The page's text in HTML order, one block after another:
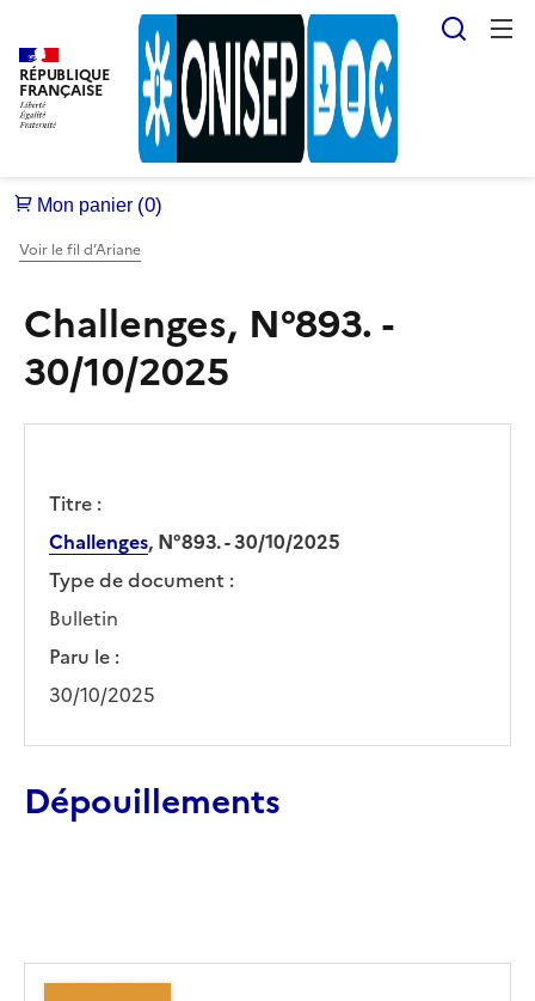
RÉPUBLIQUE
FRANÇAISE
Voir le fil d’Ariane
Challenges, N°893. -
30/10/2025
Titre :
Challenges, N°893. - 30/10/2025
Type de document :
Bulletin
Paru le :
30/10/2025
Dépouillements